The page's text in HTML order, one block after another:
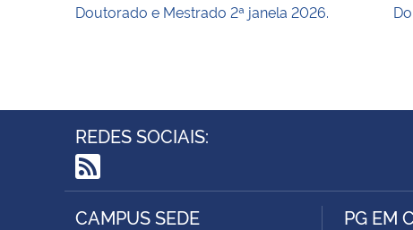
Doutorado e Mestrado 2ª janela 2026.
REDES SOCIAIS:
RSS
CAMPUS SEDE PG EM